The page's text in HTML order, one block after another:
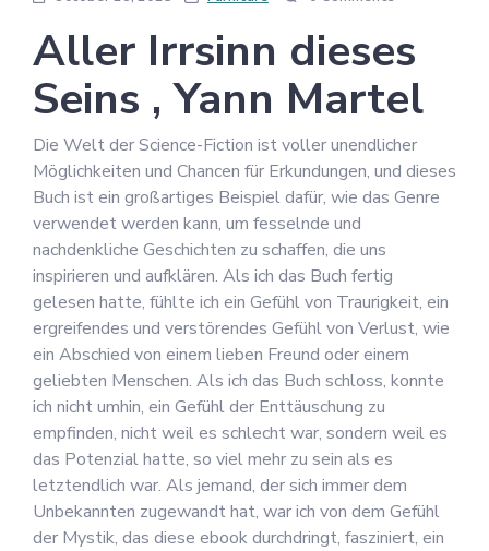
Aller Irrsinn dieses
Seins , Yann Martel
Die Welt der Science-Fiction ist voller unendlicher
Möglichkeiten und Chancen für Erkundungen, und dieses
Buch ist ein großartiges Beispiel dafür, wie das Genre
verwendet werden kann, um fesselnde und
nachdenkliche Geschichten zu schaffen, die uns
inspirieren und aufklären. Als ich das Buch fertig
gelesen hatte, fühlte ich ein Gefühl von Traurigkeit, ein
ergreifendes und verstörendes Gefühl von Verlust, wie
ein Abschied von einem lieben Freund oder einem
geliebten Menschen. Als ich das Buch schloss, konnte
ich nicht umhin, ein Gefühl der Enttäuschung zu
empfinden, nicht weil es schlecht war, sondern weil es
das Potenzial hatte, so viel mehr zu sein als es
letztendlich war. Als jemand, der sich immer dem
Unbekannten zugewandt hat, war ich von dem Gefühl
der Mystik, das diese ebook durchdringt, fasziniert, ein